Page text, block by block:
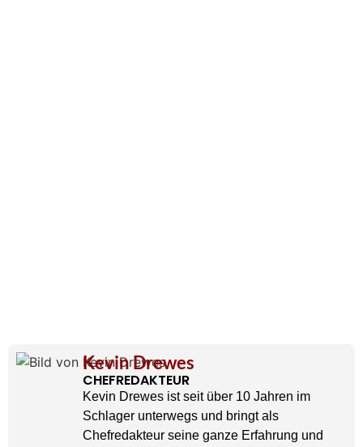
Kevin Drewes
CHEFREDAKTEUR
Kevin Drewes ist seit über 10 Jahren im
Schlager unterwegs und bringt als
Chefredakteur seine ganze Erfahrung und